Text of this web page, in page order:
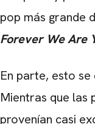
pop más grande
Forever We Are
En parte, esto
Mientras que las
provenían casi